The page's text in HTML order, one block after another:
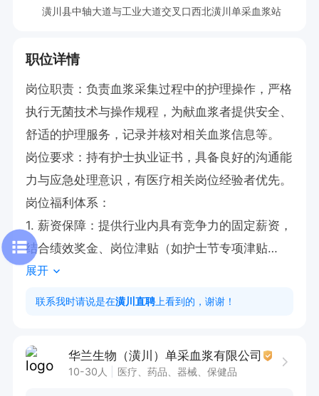
潢川县中轴大道与工业大道交叉口西北潢川单采血浆站
职位详情
岗位职责：负责血浆采集过程中的护理操作，严格
执行无菌技术与操作规程，为献血浆者提供安全、
舒适的护理服务，记录并核对相关血浆信息等。
岗位要求：持有护士执业证书，具备良好的沟通能
力与应急处理意识，有医疗相关岗位经验者优先。
岗位福利体系：
1. 薪资保障：提供行业内具有竞争力的固定薪资，
结合绩效奖金、岗位津贴（如护士节专项津贴
等），多劳多得，薪资水平高于本地同类型岗位平
均标准。
盖生活与工作保障。
展开
联系我时请说是在潢川直聘 上看到的，谢谢！
华兰生物（潢川）单采血浆有限公司
10-30人 医疗、药品、器械、保健品